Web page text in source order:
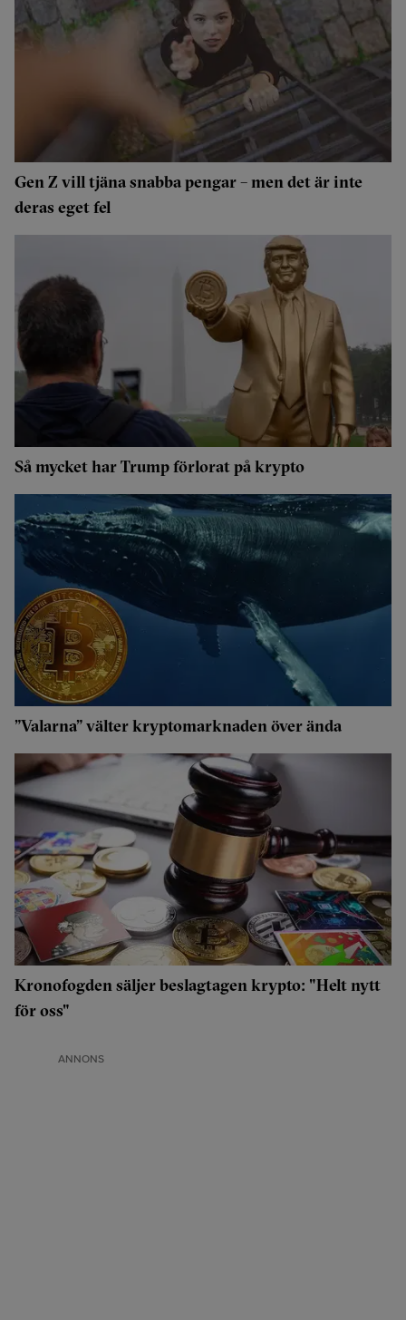
Gen Z vill tjäna snabba pengar – men det är inte
deras eget fel
Så mycket har Trump förlorat på krypto
”Valarna” välter kryptomarknaden över ända
Kronofogden säljer beslagtagen krypto: "Helt nytt
för oss"
ANNONS